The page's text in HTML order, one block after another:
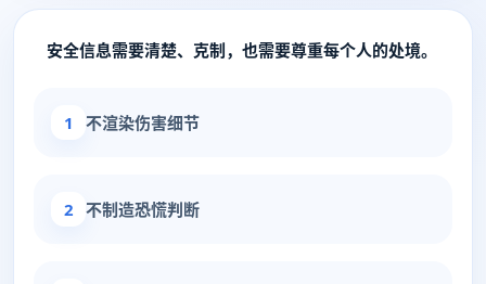
安全信息需要清楚、克制，也需要尊重每个人的处境。
1 不渲染伤害细节
2 不制造恐慌判断